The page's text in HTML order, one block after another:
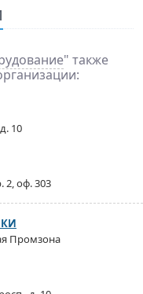
" также
10
2, оф. 303
Промзона